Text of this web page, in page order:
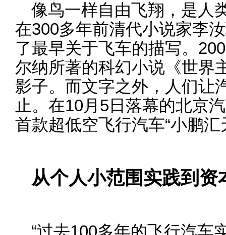
像鸟一样自由飞翔，是人
在300多年前清代小说家李
了最早关于飞车的描写。
尔纳所著的科幻小说《世界
影子。而文字之外，人们让
止。在10月5日落幕的北京
首款超低空飞行汽车“小鹏汇
从个人小范围实践到资
“过去100多年的飞行汽车